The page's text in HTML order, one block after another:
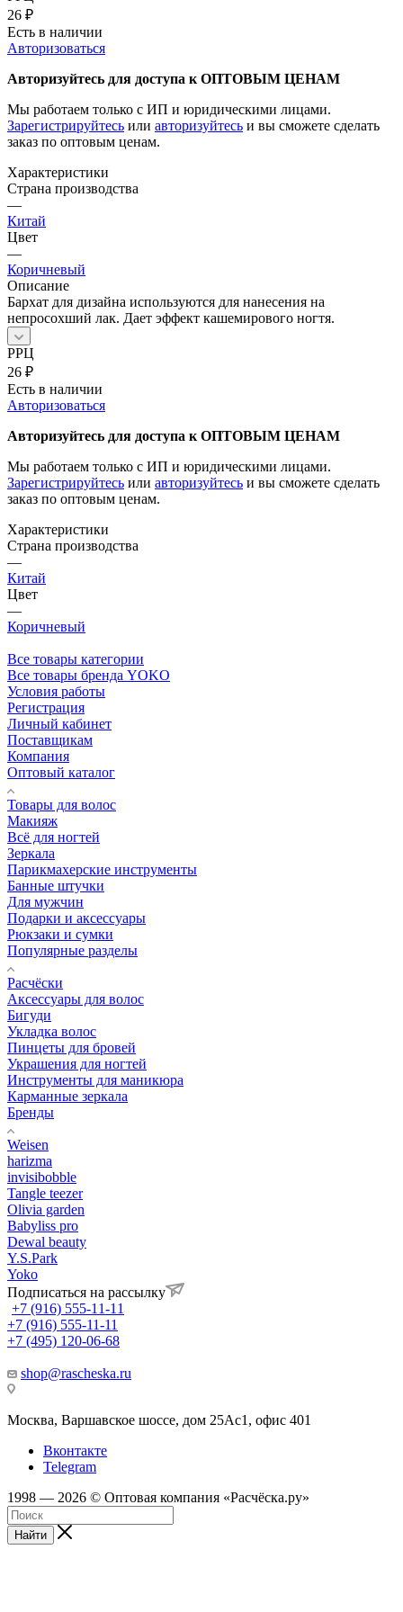
26 ₽
Есть в наличии
Авторизоваться
Авторизуйтесь для доступа к ОПТОВЫМ ЦЕНАМ
Мы работаем только с ИП и юридическими лицами.
Зарегистрируйтесь или авторизуйтесь и вы сможете сделать
заказ по оптовым ценам.
Характеристики
Страна производства
—
Китай
Цвет
—
Коричневый
Описание
Бархат для дизайна используются для нанесения на
непросохший лак. Дает эффект кашемирового ногтя.
РРЦ
26 ₽
Есть в наличии
Авторизоваться
Авторизуйтесь для доступа к ОПТОВЫМ ЦЕНАМ
Мы работаем только с ИП и юридическими лицами.
Зарегистрируйтесь или авторизуйтесь и вы сможете сделать
заказ по оптовым ценам.
Характеристики
Страна производства
—
Китай
Цвет
—
Коричневый
Все товары категории
Все товары бренда YOKO
Условия работы
Регистрация
Личный кабинет
Поставщикам
Компания
Оптовый каталог
Товары для волос
Макияж
Всё для ногтей
Зеркала
Парикмахерские инструменты
Банные штучки
Для мужчин
Подарки и аксессуары
Рюкзаки и сумки
Популярные разделы
Расчёски
Аксессуары для волос
Бигуди
Укладка волос
Пинцеты для бровей
Украшения для ногтей
Инструменты для маникюра
Карманные зеркала
Бренды
Weisen
harizma
invisibobble
Tangle teezer
Olivia garden
Babyliss pro
Dewal beauty
Y.S.Park
Yoko
Подписаться на рассылку
+7 (916) 555-11-11
+7 (916) 555-11-11
+7 (495) 120-06-68
shop@rascheska.ru
Москва, Варшавское шоссе, дом 25Аc1, офис 401
Вконтакте
Telegram
1998 — 2026 © Оптовая компания «Расчёска.ру»
Найти